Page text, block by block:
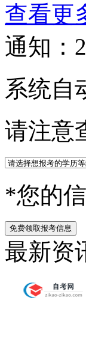
查看更
通知：
系统自
请注意
*您的
免费领取报考信息
最新资